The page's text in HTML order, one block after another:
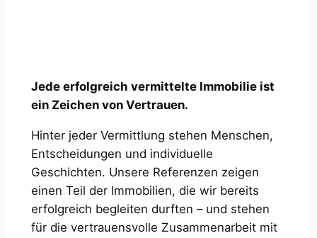
Jede erfolgreich vermittelte Immobilie ist
ein Zeichen von Vertrauen.
Hinter jeder Vermittlung stehen Menschen,
Entscheidungen und individuelle
Geschichten. Unsere Referenzen zeigen
einen Teil der Immobilien, die wir bereits
erfolgreich begleiten durften – und stehen
für die vertrauensvolle Zusammenarbeit mit